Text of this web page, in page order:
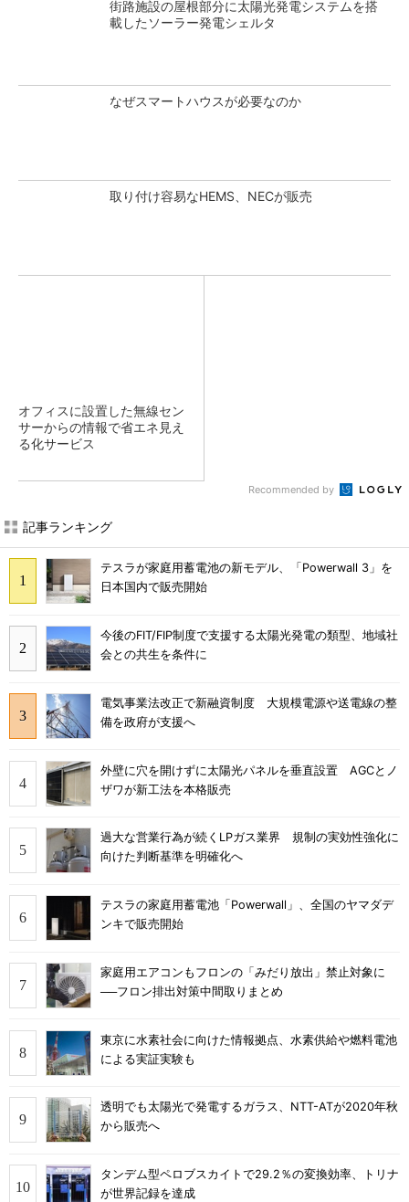
街路施設の屋根部分に太陽光発電システムを搭
載したソーラー発電シェルタ
なぜスマートハウスが必要なのか
取り付け容易なHEMS、NECが販売
オフィスに設置した無線セン
サーからの情報で省エネ見え
る化サービス
Recommended by
記事ランキング
テスラが家庭用蓄電池の新モデル、「Powerwall 3」を
日本国内で販売開始
今後のFIT/FIP制度で支援する太陽光発電の類型、地域社
会との共生を条件に
電気事業法改正で新融資制度 大規模電源や送電線の整
備を政府が支援へ
外壁に穴を開けずに太陽光パネルを垂直設置 AGCとノ
ザワが新工法を本格販売
過大な営業行為が続くLPガス業界 規制の実効性強化に
向けた判断基準を明確化へ
テスラの家庭用蓄電池「Powerwall」、全国のヤマダデ
ンキで販売開始
家庭用エアコンもフロンの「みだり放出」禁止対象に
──フロン排出対策中間取りまとめ
東京に水素社会に向けた情報拠点、水素供給や燃料電池
による実証実験も
透明でも太陽光で発電するガラス、NTT-ATが2020年秋
から販売へ
タンデム型ペロブスカイトで29.2％の変換効率、トリナ
が世界記録を達成